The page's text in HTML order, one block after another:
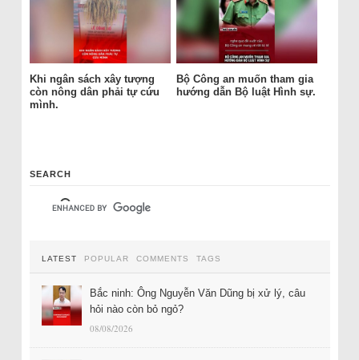
Khi ngân sách xây tượng
còn nông dân phải tự cứu
mình.
Bộ Công an muốn tham gia
hướng dẫn Bộ luật Hình sự.
SEARCH
LATEST POPULAR COMMENTS TAGS
Bắc ninh: Ông Nguyễn Văn Dũng bị xử lý, câu
hỏi nào còn bỏ ngỏ?
08/08/2026